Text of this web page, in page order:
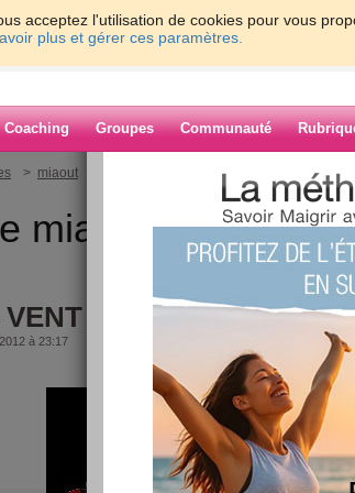
acceptez l'utilisation de cookies pour vous
plus et gérer ces paramètres.
Coaching Groupes Communauté
> miaout
miaout
à 23:17